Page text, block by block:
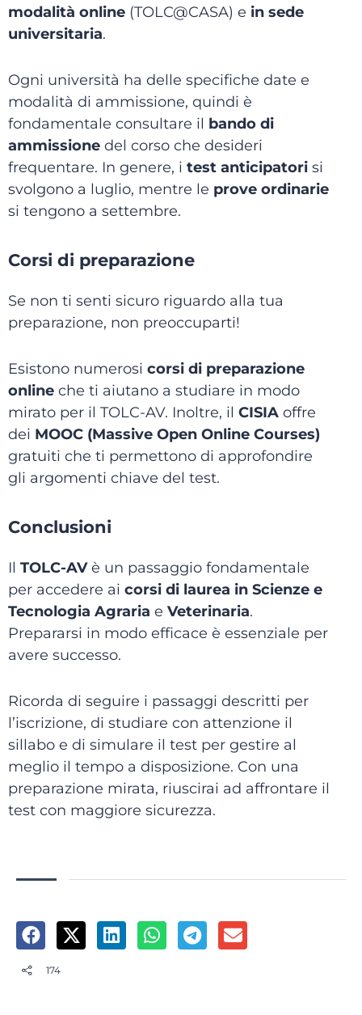
modalità online (TOLC@CASA) e in sede
universitaria.
Ogni università ha delle specifiche date e
modalità di ammissione, quindi è
fondamentale consultare il bando di
ammissione del corso che desideri
frequentare. In genere, i test anticipatori si
svolgono a luglio, mentre le prove ordinarie
si tengono a settembre.
Corsi di preparazione
Se non ti senti sicuro riguardo alla tua
preparazione, non preoccuparti!
Esistono numerosi corsi di preparazione
online che ti aiutano a studiare in modo
mirato per il TOLC-AV. Inoltre, il CISIA offre
dei MOOC (Massive Open Online Courses)
gratuiti che ti permettono di approfondire
gli argomenti chiave del test.
Conclusioni
Il TOLC-AVè un passaggio fondamentale
per accedere ai corsi di laurea in Scienze e
Tecnologia Agraria e Veterinaria.
Prepararsi in modo efficace è essenziale per
avere successo.
Ricorda di seguire i passaggi descritti per
l’iscrizione, di studiare con attenzione il
sillabo e di simulare il test per gestire al
meglio il tempo a disposizione. Con una
preparazione mirata, riuscirai ad affrontare il
test con maggiore sicurezza.
174